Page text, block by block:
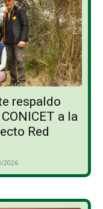
respaldo
a la
Red
2026